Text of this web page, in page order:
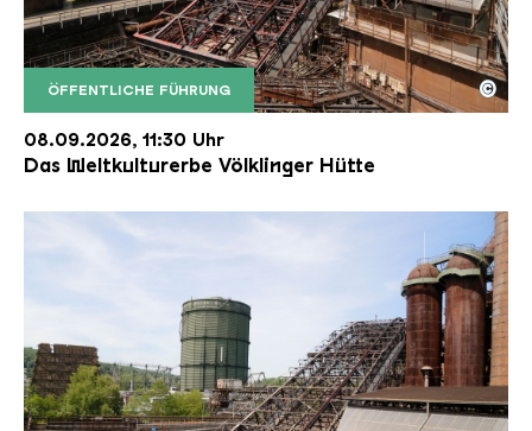
ÖFFENTLICHE FÜHRUNG
Der Erzschrägaufzug der Völklinger Hütte mit
Copyright: Weltkulturerbe Völklinger Hütte | Karl
©
08.09.2026, 11:30 Uhr
Das Weltkulturerbe Völklinger Hütte